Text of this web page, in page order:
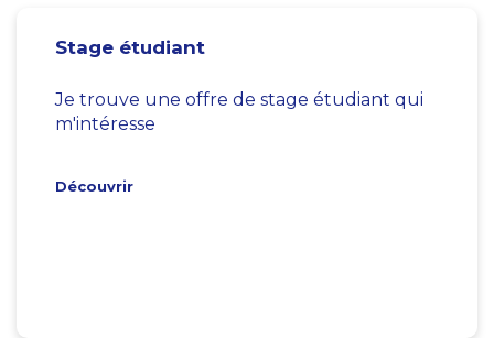
Stage étudiant
Je trouve une offre de stage étudiant qui
m'intéresse
Découvrir